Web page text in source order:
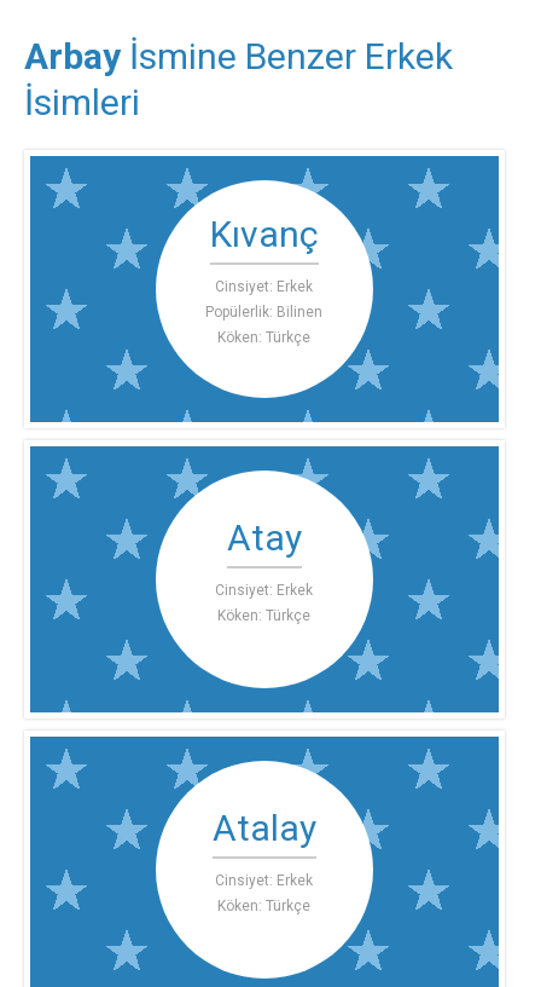
Arbayİsmine Benzer Erkek
İsimleri
Kıvanç
Cinsiyet: Erkek
Popülerlik: Bilinen
Köken: Türkçe
Atay
Cinsiyet: Erkek
Köken: Türkçe
Atalay
Cinsiyet: Erkek
Köken: Türkçe